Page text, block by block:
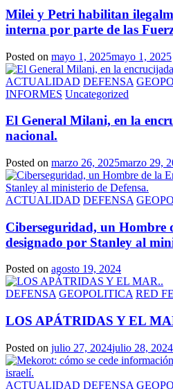
Milei y Petri habilitan
interna por parte de las
Posted on mayo 1, 2025mayo 1, 2025
ACTUALIDAD DEFENSA
INFORMES Uncategorized
El General Milani, en la
nacional.
Posted on marzo 26, 2025marzo 29,
ACTUALIDAD DEFENSA
Ciberseguridad, un Hombre
designado por Stanley al
Posted on agosto 19, 2024
DEFENSA GEOPOLITICA RED
LOS APÁTRIDAS Y EL
Posted on julio 27, 2024julio 28, 2024
ACTUALIDAD DEFENSA